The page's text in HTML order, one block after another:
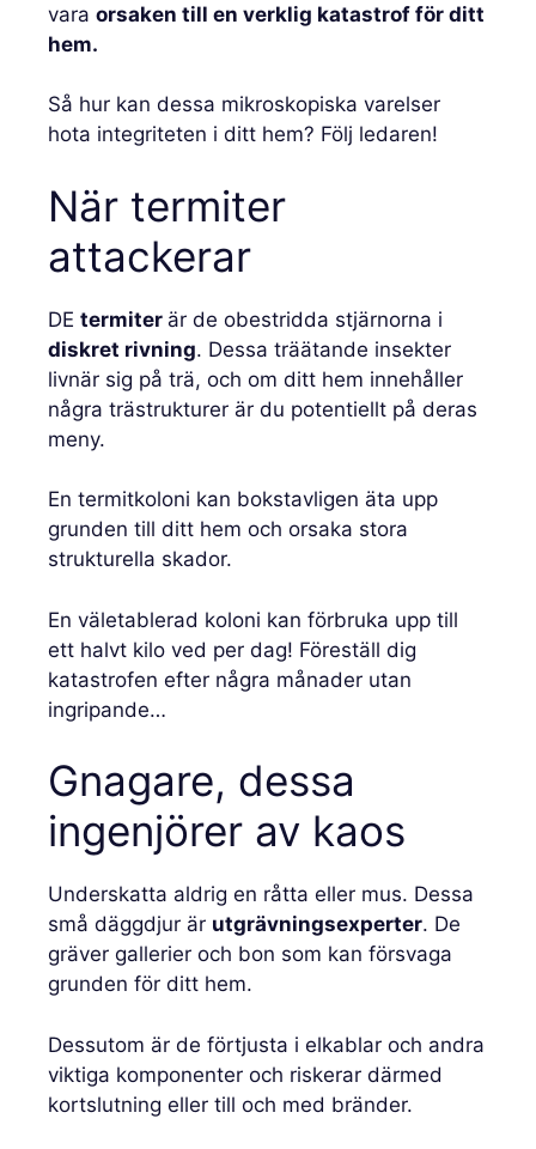
vara orsaken till en verklig katastrof för ditt
hem.
Så hur kan dessa mikroskopiska varelser
hota integriteten i ditt hem? Följ ledaren!
När termiter
attackerar
DE termiter är de obestridda stjärnorna i
diskret rivning. Dessa träätande insekter
livnär sig på trä, och om ditt hem innehåller
några trästrukturer är du potentiellt på deras
meny.
En termitkoloni kan bokstavligen äta upp
grunden till ditt hem och orsaka stora
strukturella skador.
En väletablerad koloni kan förbruka upp till
ett halvt kilo ved per dag! Föreställ dig
katastrofen efter några månader utan
ingripande…
Gnagare, dessa
ingenjörer av kaos
Underskatta aldrig en råtta eller mus. Dessa
små däggdjur är utgrävningsexperter. De
gräver gallerier och bon som kan försvaga
grunden för ditt hem.
Dessutom är de förtjusta i elkablar och andra
viktiga komponenter och riskerar därmed
kortslutning eller till och med bränder.